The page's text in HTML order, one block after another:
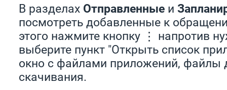
В разделах Отправленные и
посмотреть добавленные к
этого нажмите кнопку ⋮ напротив
выберите пункт "Открыть список
окно с файлами приложений, файлы
скачивания.